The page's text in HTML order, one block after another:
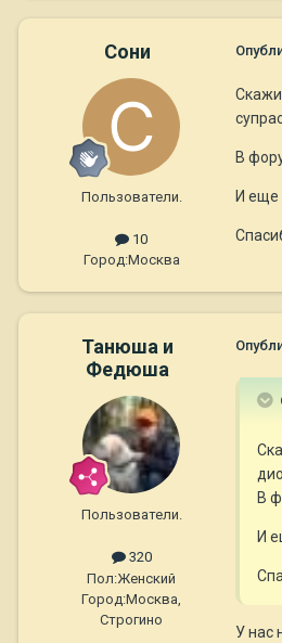
Сони
Пользователи.
10
Город:Москва
В
И еще
Танюша и
Федюша
Пользователи.
320
Пол:Женский
Город:Москва,
Строгино
В
И
У нас